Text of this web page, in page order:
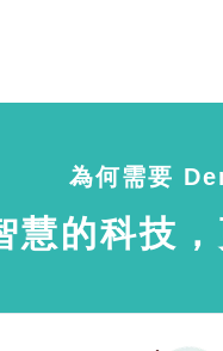
為何需要
慧的科技